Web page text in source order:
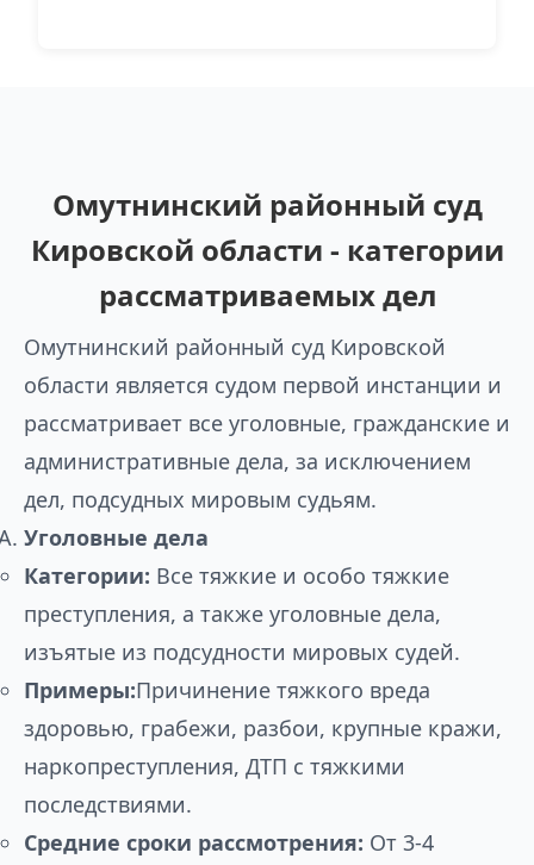
Омутнинский районный суд
Кировской области - категории
рассматриваемых дел
Омутнинский районный суд Кировской
области является судом первой инстанции и
рассматривает все уголовные, гражданские и
административные дела, за исключением
дел, подсудных мировым судьям.
Уголовные дела
Категории: Все тяжкие и особо тяжкие
преступления, а также уголовные дела,
изъятые из подсудности мировых судей.
Примеры:Причинение тяжкого вреда
здоровью, грабежи, разбои, крупные кражи,
наркопреступления, ДТП с тяжкими
последствиями.
Средние сроки рассмотрения: От 3-4